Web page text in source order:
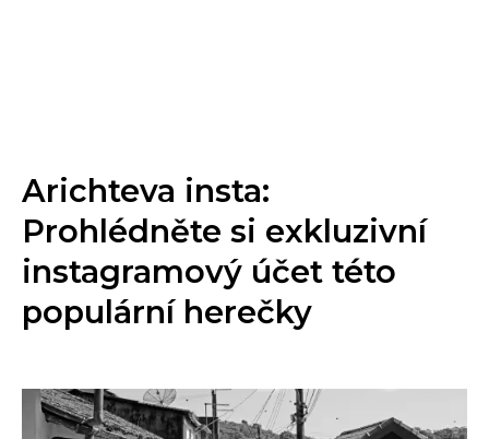
Arichteva insta:
Prohlédněte si exkluzivní
instagramový účet této
populární herečky